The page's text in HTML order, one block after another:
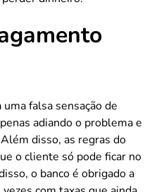
falsa sensação de
adiando o problema e
disso, as regras do
o cliente só pode ficar no
o banco é obrigado a